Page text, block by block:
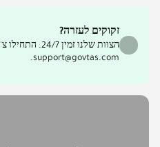
זקוקים לעזרה?
הצוות שלנו
support@govtas.com.